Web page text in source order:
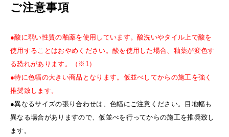
ご注意事項
●酸に弱い性質の釉薬を使用しています。酸洗いやタイル上で酸を
使用することはおやめください。酸を使用した場合、釉薬が変色す
る恐れがあります。（※1）
●特に色幅の大きい商品となります。仮並べしてからの施工を強く
推奨致します。
●異なるサイズの張り合わせは、色幅にご注意ください。目地幅も
異なる場合がありますので、仮並べを行ってからの施工を推奨致し
ます。